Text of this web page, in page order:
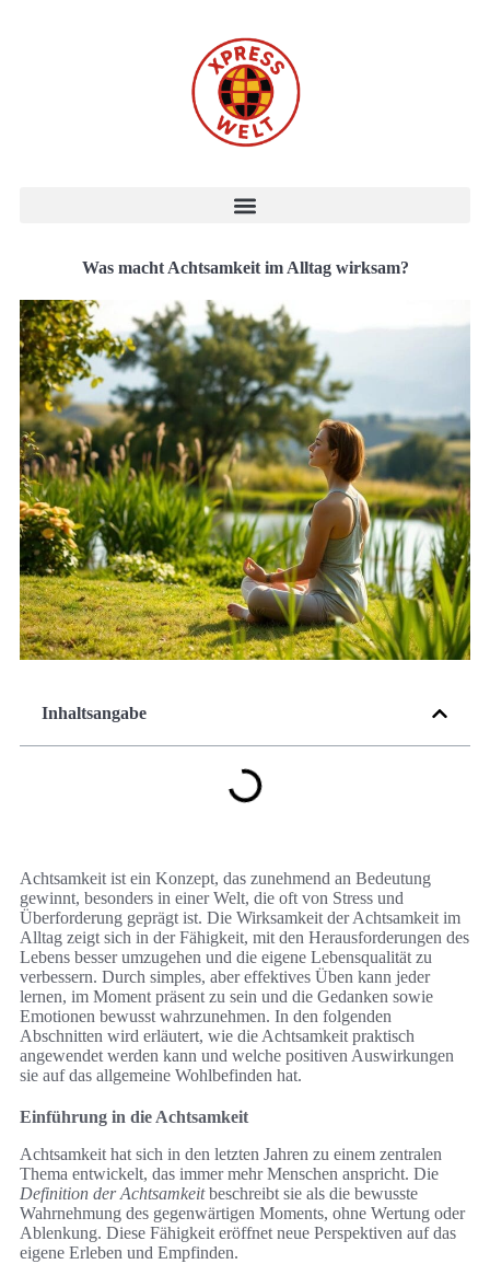
Was macht Achtsamkeit im Alltag wirksam?
Inhaltsangabe
Achtsamkeit ist ein Konzept, das zunehmend an Bedeutung
gewinnt, besonders in einer Welt, die oft von Stress und
Überforderung geprägt ist. Die Wirksamkeit der Achtsamkeit im
Alltag zeigt sich in der Fähigkeit, mit den Herausforderungen des
Lebens besser umzugehen und die eigene Lebensqualität zu
verbessern. Durch simples, aber effektives Üben kann jeder
lernen, im Moment präsent zu sein und die Gedanken sowie
Emotionen bewusst wahrzunehmen. In den folgenden
Abschnitten wird erläutert, wie die Achtsamkeit praktisch
angewendet werden kann und welche positiven Auswirkungen
sie auf das allgemeine Wohlbefinden hat.
Einführung in die Achtsamkeit
Achtsamkeit hat sich in den letzten Jahren zu einem zentralen
Thema entwickelt, das immer mehr Menschen anspricht. Die
Definition der Achtsamkeitbeschreibt sie als die bewusste
Wahrnehmung des gegenwärtigen Moments, ohne Wertung oder
Ablenkung. Diese Fähigkeit eröffnet neue Perspektiven auf das
eigene Erleben und Empfinden.